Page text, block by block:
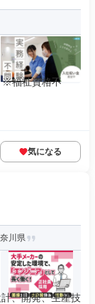
※福祉資格不
気になる
川県
、開発、生産技